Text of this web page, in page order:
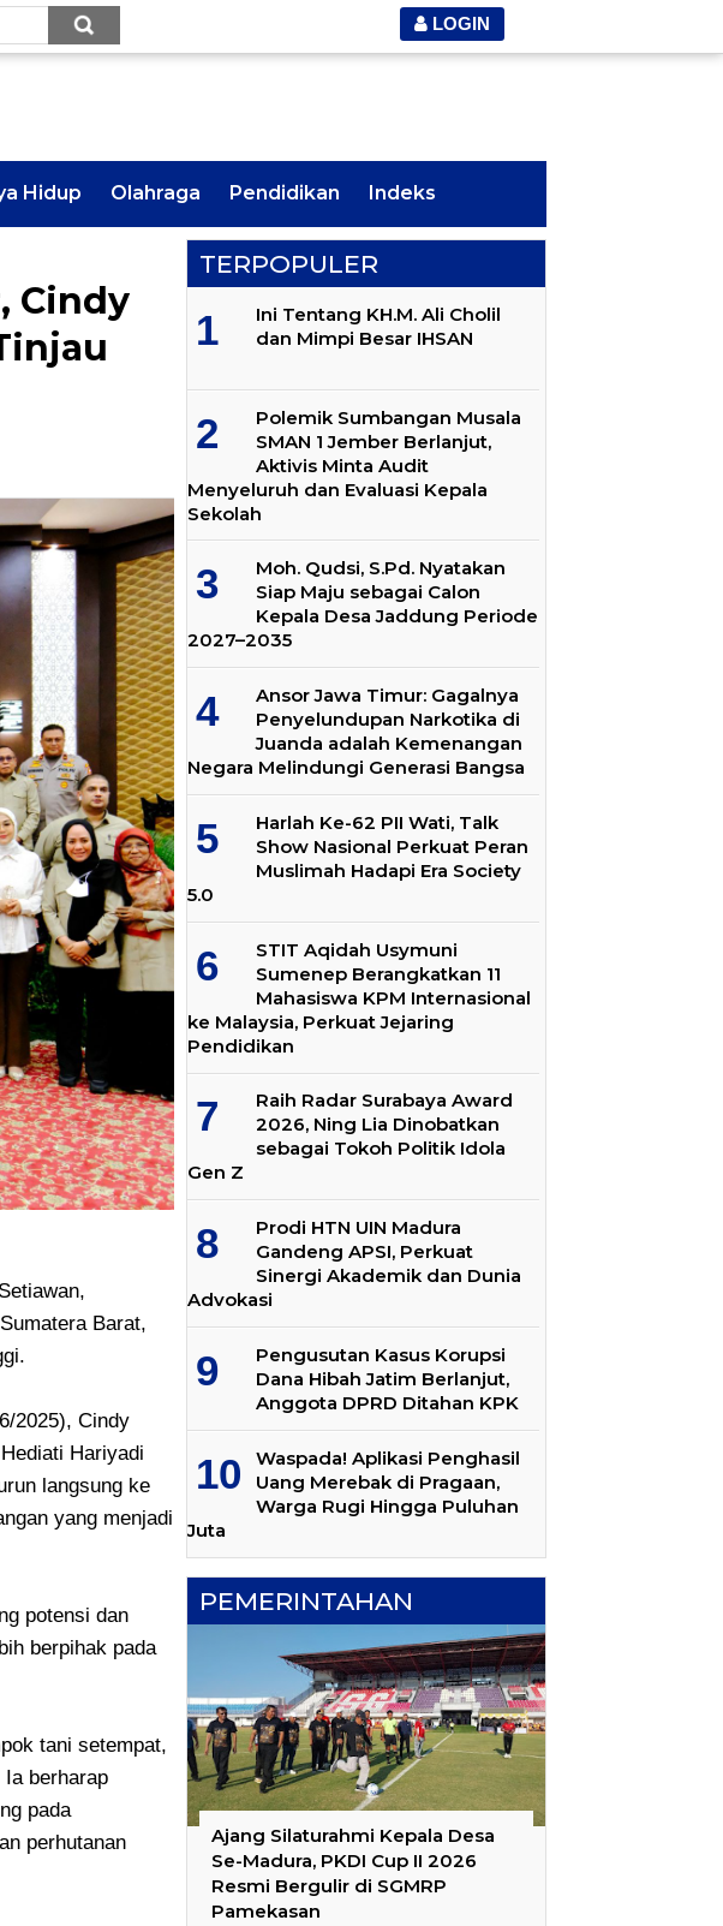
LOGIN
Hidup Olahraga Pendidikan Indeks
Cindy
Barat,
2025), Cindy
Hariyadi
langsung ke
yang menjadi
potensi dan
berpihak pada
tani setempat,
berharap
pada
perhutanan
TERPOPULER
Ini Tentang KH.M. Ali Cholil
dan Mimpi Besar IHSAN
Polemik Sumbangan Musala
SMAN 1 Jember Berlanjut,
Aktivis Minta Audit
Menyeluruh dan Evaluasi Kepala
Sekolah
Moh. Qudsi, S.Pd. Nyatakan
Siap Maju sebagai Calon
Kepala Desa Jaddung Periode
2027–2035
Ansor Jawa Timur: Gagalnya
Penyelundupan Narkotika di
Juanda adalah Kemenangan
Negara Melindungi Generasi Bangsa
Harlah Ke-62 PII Wati, Talk
Show Nasional Perkuat Peran
Muslimah Hadapi Era Society
5.0
STIT Aqidah Usymuni
Sumenep Berangkatkan 11
Mahasiswa KPM Internasional
ke Malaysia, Perkuat Jejaring
Pendidikan
Raih Radar Surabaya Award
2026, Ning Lia Dinobatkan
sebagai Tokoh Politik Idola
Gen Z
Prodi HTN UIN Madura
Gandeng APSI, Perkuat
Sinergi Akademik dan Dunia
Advokasi
Pengusutan Kasus Korupsi
Dana Hibah Jatim Berlanjut,
Anggota DPRD Ditahan KPK
Waspada! Aplikasi Penghasil
Uang Merebak di Pragaan,
Warga Rugi Hingga Puluhan
Juta
PEMERINTAHAN
Ajang Silaturahmi Kepala Desa
Se-Madura, PKDI Cup II 2026
Resmi Bergulir di SGMRP
Pamekasan